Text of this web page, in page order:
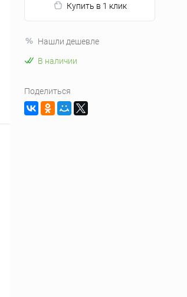
Купить в 1 клик
Нашли дешевле
В наличии
Поделиться